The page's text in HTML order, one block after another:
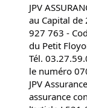
JPV
au Capital de
927 763 -
du Petit
Tél.
le numéro
JPV
assurance